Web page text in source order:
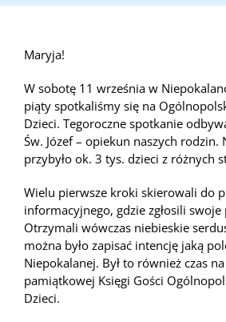
Maryja!
W sobotę 11 września w
piąty spotkaliśmy się na
Dzieci. Tegoroczne spotkanie
Św. Józef – opiekun naszych rodzin.
przybyło ok. 3 tys. dzieci z różnych
Wielu pierwsze kroki skierowali do
informacyjnego, gdzie zgłosili swoje
Otrzymali wówczas niebieskie
można było zapisać intencję jaką
Niepokalanej. Był to również czas
pamiątkowej Księgi Gości
Dzieci.